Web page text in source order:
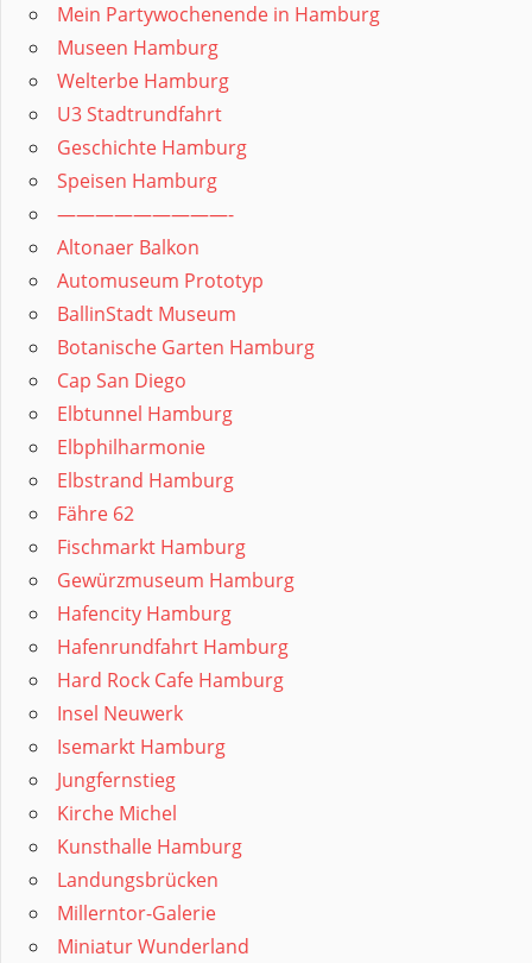
Mein Partywochenende in Hamburg
Museen Hamburg
Welterbe Hamburg
U3 Stadtrundfahrt
Geschichte Hamburg
Speisen Hamburg
—————————-
Altonaer Balkon
Automuseum Prototyp
BallinStadt Museum
Botanische Garten Hamburg
Cap San Diego
Elbtunnel Hamburg
Elbphilharmonie
Elbstrand Hamburg
Fähre 62
Fischmarkt Hamburg
Gewürzmuseum Hamburg
Hafencity Hamburg
Hafenrundfahrt Hamburg
Hard Rock Cafe Hamburg
Insel Neuwerk
Isemarkt Hamburg
Jungfernstieg
Kirche Michel
Kunsthalle Hamburg
Landungsbrücken
Millerntor-Galerie
Miniatur Wunderland